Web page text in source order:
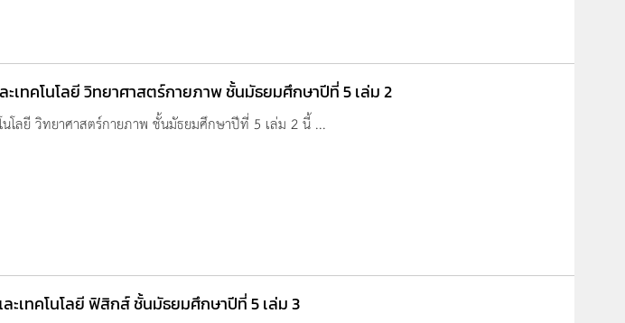
เทคโนโลยี วิทยาศาสตร์กายภาพ ชั้นมัธยมศึกษาปีที่ 5 เล่ม 2
โลยี วิทยาศาสตร์กายภาพ ชั้นมัธยมศึกษาปีที่ 5 เล่ม 2 นี้ ...
ะเทคโนโลยี ฟิสิกส์ ชั้นมัธยมศึกษาปีที่ 5 เล่ม 3